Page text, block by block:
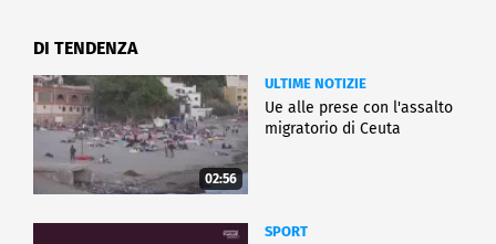
DI TENDENZA
02:56
ULTIME NOTIZIE
Ue alle prese con l'assalto
migratorio di Ceuta
SPORT